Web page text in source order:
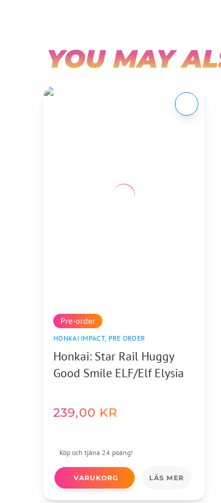
YOU MAY
Pre-order
HONKAI IMPACT, PRE ORDER
Honkai: Star Rail Huggy
Good Smile ELF/Elf Elysia
239,00 KR
Köp och tjäna 24 poäng!
VARUKORG LÄS MER